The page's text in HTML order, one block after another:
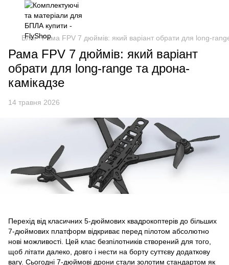
Блог Рама FPV 7 дюймів: який варіант обрати для long-
Рама FPV 7 дюймів: який варіант
обрати для long-range та дрона-
камікадзе
14 травня 2026
Перехід від класичних 5-дюймових квадрокоптерів до більших
7-дюймових платформ відкриває перед пілотом абсолютно
нові можливості. Цей клас безпілотників створений для того,
щоб літати далеко, довго і нести на борту суттєву додаткову
вагу. Сьогодні 7-дюймові дрони стали золотим стандартом як